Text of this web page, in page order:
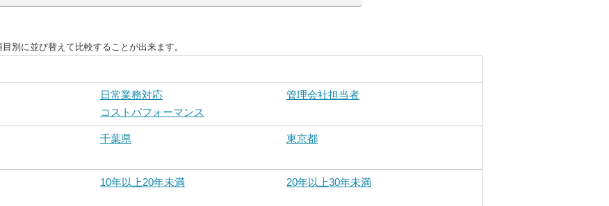
別に並び替えて比較することが出来ます。
日常業務対応
管理会社担当者
コストパフォーマンス
千葉県
東京都
10年以上20年未満
20年以上30年未満